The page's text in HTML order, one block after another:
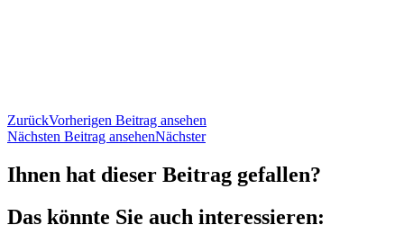
ZurückVorherigen Beitrag ansehen
Nächsten Beitrag ansehenNächster
Ihnen hat dieser Beitrag gefallen?
Das könnte Sie auch interessieren: